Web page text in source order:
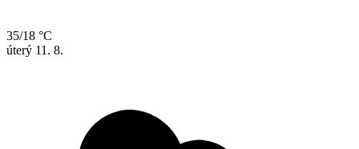
35/18 °C
úterý 11. 8.